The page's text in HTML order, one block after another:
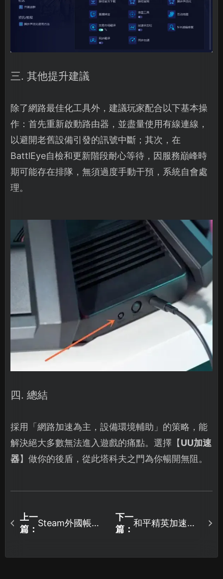
三. 其他提升建議
除了網路最佳化工具外，建議玩家配合以下基本操
作：首先重新啟動路由器，並盡量使用有線連線，
以避開老舊設備引發的訊號中斷；其次，在
BattlEye自檢和更新階段耐心等待，因服務巔峰時
期可能存在排隊，無須過度手動干預，系統自會處
理。
四. 總結
採用「網路加速為主，設備環境輔助」的策略，能
解決絕大多數無法進入遊戲的痛點。選擇【UU加速
器】做你的後盾，從此塔科夫之門為你暢開無阻。
上一
篇：
Steam外國帳號
下一
篇：
和平精英加速器
此！